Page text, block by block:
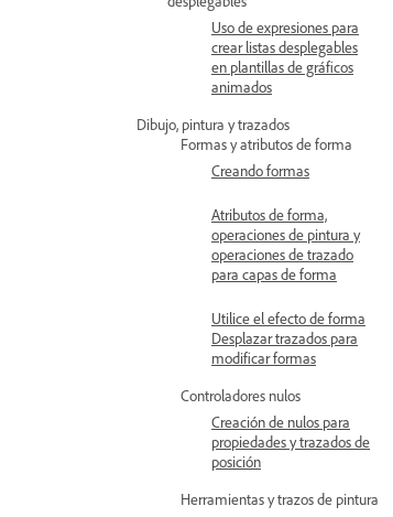
Uso de expresiones para
crear listas desplegables
en plantillas de gráficos
animados
Dibujo, pintura y trazados
Formas y atributos de forma
Creando formas
Atributos de forma,
operaciones de pintura y
operaciones de trazado
para capas de forma
Utilice el efecto de forma
Desplazar trazados para
modificar formas
Controladores nulos
Creación de nulos para
propiedades y trazados de
posición
Herramientas y trazos de pintura